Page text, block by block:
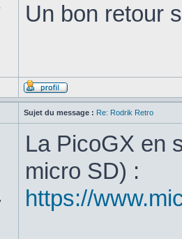
Un bon retour
Sujet du message : Re: Rodrik Retro
La PicoGX en
micro SD) :
https://